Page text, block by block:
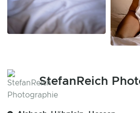
StefanReich